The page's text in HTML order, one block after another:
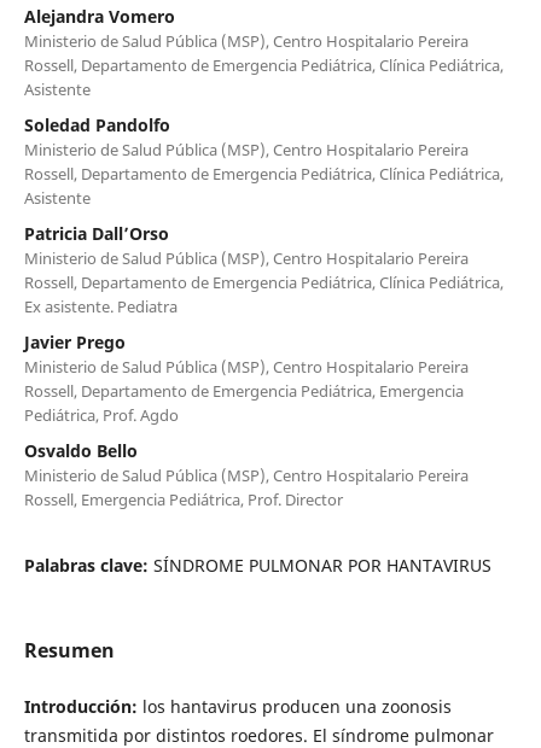
Alejandra Vomero
Ministerio de Salud Pública (MSP), Centro Hospitalario Pereira
Rossell, Departamento de Emergencia Pediátrica, Clínica Pediátrica,
Asistente
Soledad Pandolfo
Ministerio de Salud Pública (MSP), Centro Hospitalario Pereira
Rossell, Departamento de Emergencia Pediátrica, Clínica Pediátrica,
Asistente
Patricia Dall’Orso
Ministerio de Salud Pública (MSP), Centro Hospitalario Pereira
Rossell, Departamento de Emergencia Pediátrica, Clínica Pediátrica,
Ex asistente. Pediatra
Javier Prego
Ministerio de Salud Pública (MSP), Centro Hospitalario Pereira
Rossell, Departamento de Emergencia Pediátrica, Emergencia
Pediátrica, Prof. Agdo
Osvaldo Bello
Ministerio de Salud Pública (MSP), Centro Hospitalario Pereira
Rossell, Emergencia Pediátrica, Prof. Director
Palabras clave: SÍNDROME PULMONAR POR HANTAVIRUS
Resumen
Introducción: los hantavirus producen una zoonosis
transmitida por distintos roedores. El síndrome pulmonar